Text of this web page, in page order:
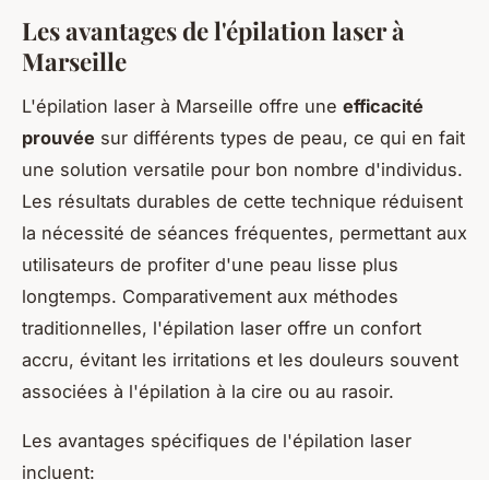
Les avantages de l'épilation laser à
Marseille
L'épilation laser à Marseille offre une efficacité
prouvée sur différents types de peau, ce qui en fait
une solution versatile pour bon nombre d'individus.
Les résultats durables de cette technique réduisent
la nécessité de séances fréquentes, permettant aux
utilisateurs de profiter d'une peau lisse plus
longtemps. Comparativement aux méthodes
traditionnelles, l'épilation laser offre un confort
accru, évitant les irritations et les douleurs souvent
associées à l'épilation à la cire ou au rasoir.
Les avantages spécifiques de l'épilation laser
incluent: